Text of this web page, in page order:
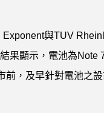
與TUV
果顯示，電池為Note
，及早針對電池之